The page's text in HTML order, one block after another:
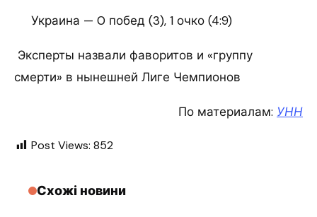
Украина — 0 побед (3), 1 очко (4:9)
Эксперты назвали фаворитов и «группу
смерти» в нынешней Лиге Чемпионов
По материалам: УНН
Post Views: 852
Схожі новини